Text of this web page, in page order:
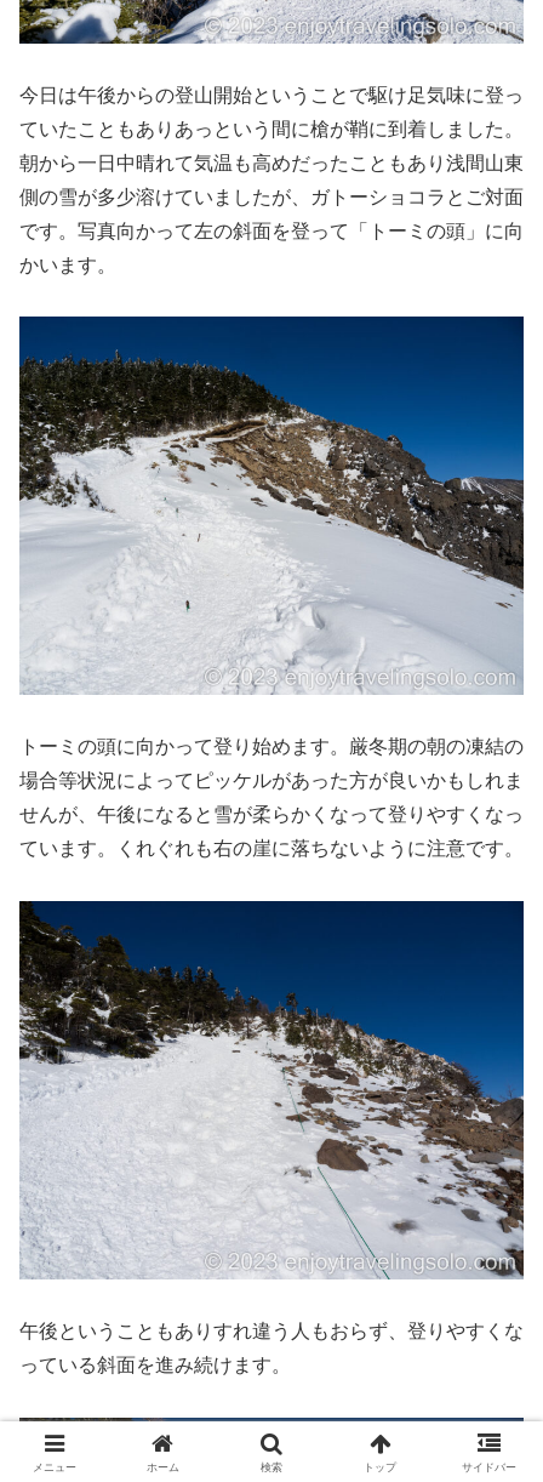
今日は午後からの登山開始ということで駆け足気味に登っ
ていたこともありあっという間に槍が鞘に到着しました。
朝から一日中晴れて気温も高めだったこともあり浅間山東
側の雪が多少溶けていましたが、ガトーショコラとご対面
です。写真向かって左の斜面を登って「トーミの頭」に向
かいます。
トーミの頭に向かって登り始めます。厳冬期の朝の凍結の
場合等状況によってピッケルがあった方が良いかもしれま
せんが、午後になると雪が柔らかくなって登りやすくなっ
ています。くれぐれも右の崖に落ちないように注意です。
午後ということもありすれ違う人もおらず、登りやすくな
っている斜面を進み続けます。
メニュー ホーム 検索 トップ サイドバー